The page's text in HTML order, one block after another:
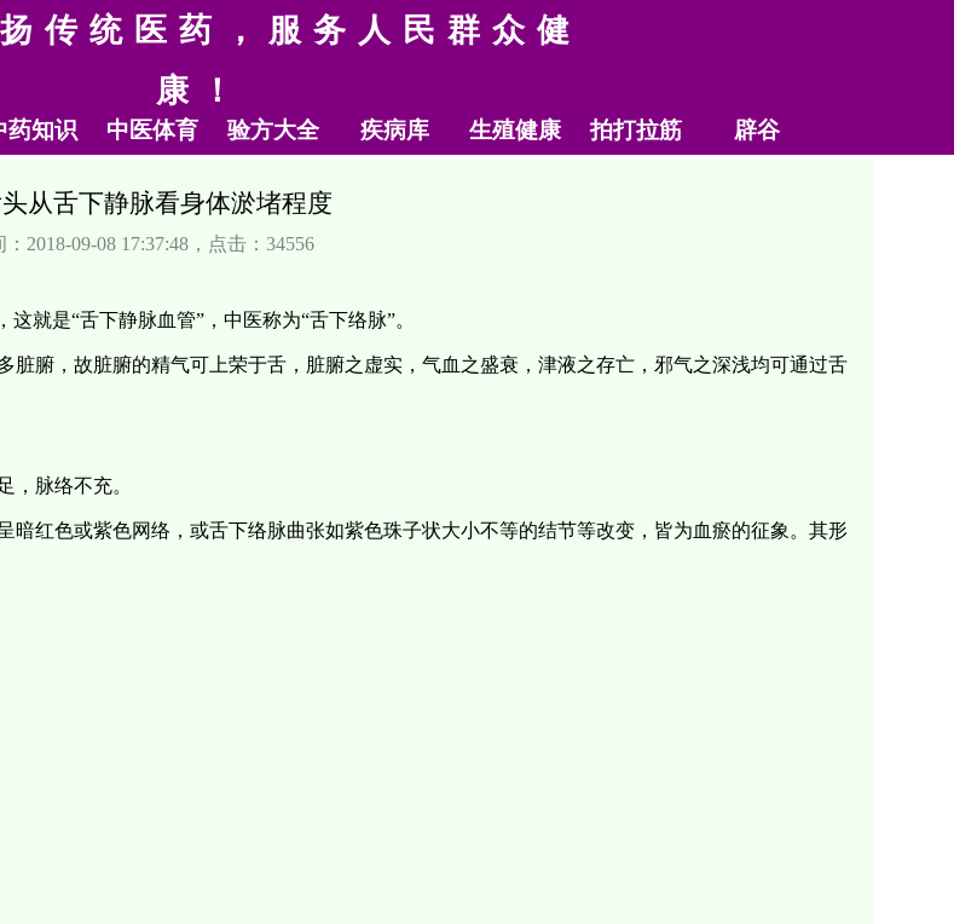
传统医药，服务人民群众健
康！
药知识 中医体育 验方大全 疾病库 生殖健康 拍打拉筋 辟谷
从舌下静脉看身体淤堵程度
：2018-09-08 17:37:48，点击：34556
就是“舌下静脉血管”，中医称为“舌下络脉”。
腑，故脏腑的精气可上荣于舌，脏腑之虚实，气血之盛衰，津液之存亡，邪气之深浅均可通过舌
，脉络不充。
红色或紫色网络，或舌下络脉曲张如紫色珠子状大小不等的结节等改变，皆为血瘀的征象。其形